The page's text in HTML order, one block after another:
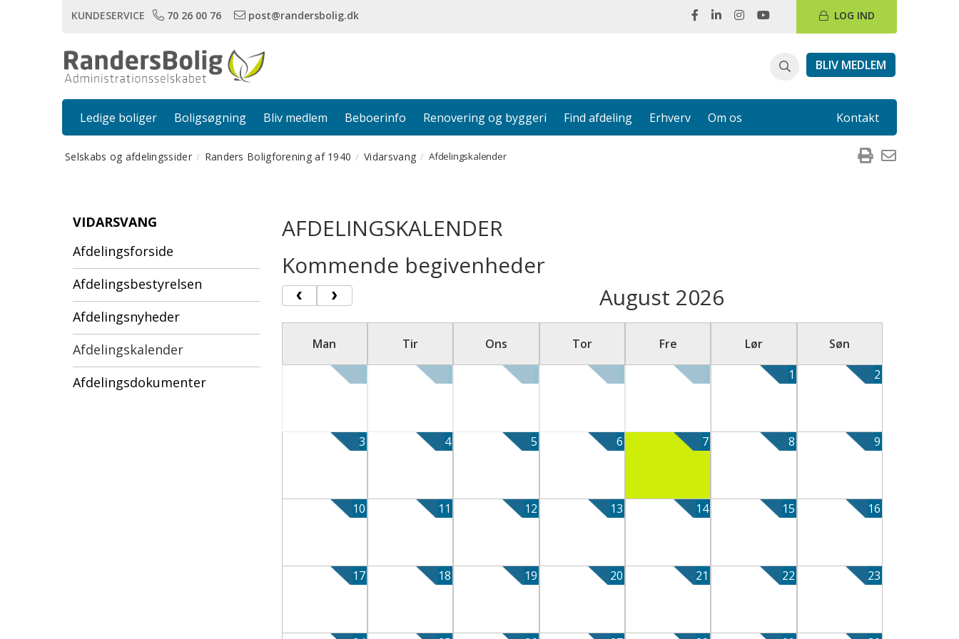
KUNDESERVICE 70 26 00 76 post@randersbolig.dk LOG IND
BLIV MEDLEM
Ledige boliger Boligsøgning Bliv medlem Beboerinfo Renovering og byggeri Find afdeling Erhverv Om os Kontakt
Selskabs og afdelingssider Randers Boligforening af 1940 Vidarsvang Afdelingskalender
VIDARSVANG
Afdelingsforside
Afdelingsbestyrelsen
Afdelingsnyheder
Afdelingskalender
Afdelingsdokumenter
AFDELINGSKALENDER
Kommende begivenheder
August 2026
Man Tir Ons Tor Fre Lør
Søn
1
2
3 4 5 6 7 8 9
10 11 12 13 14 15 16
17 18 19 20 21 22 23